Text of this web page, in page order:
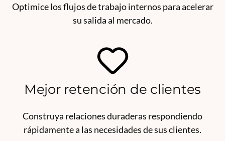
Optimice los flujos de trabajo internos para acelerar
su salida al mercado.
Mejor retención de clientes
Construya relaciones duraderas respondiendo
rápidamente a las necesidades de sus clientes.